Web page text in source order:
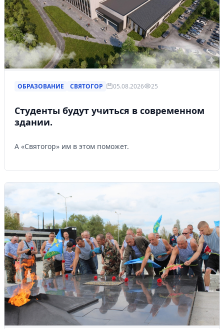
ОБРАЗОВАНИЕ СВЯТОГОР 05.08.2026 25
Студенты будут учиться в современном
здании.
А «Святогор» им в этом поможет.